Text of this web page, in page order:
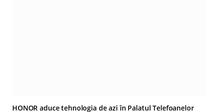
HONOR aduce tehnologia de azi în Palatul Telefoanelor